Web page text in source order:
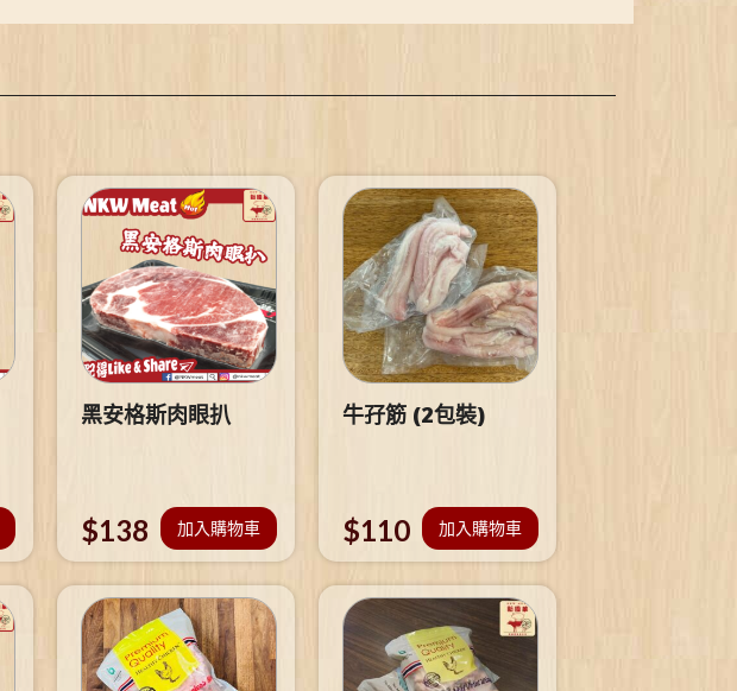
黑安格斯肉眼扒
$138 加入購物車
牛孖筋 (2包裝)
$110 加入購物車